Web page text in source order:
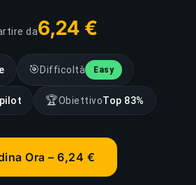
da6,24 €
🎯Difficoltà Easy
🏆ObiettivoTop 83%
Ora – 6,24 €